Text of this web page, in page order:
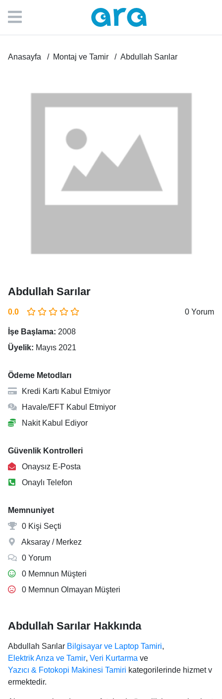
Anasayfa Montaj ve Tamir Abdullah Sarılar
Abdullah Sarılar
0.0 0 Yorum
İşe Başlama: 2008
Üyelik: Mayıs 2021
Ödeme Metodları
Kredi Kartı Kabul Etmiyor
Havale/EFT Kabul Etmiyor
Nakit Kabul Ediyor
Güvenlik Kontrolleri
Onaysız E-Posta
Onaylı Telefon
Memnuniyet
0 Kişi Seçti
Aksaray / Merkez
0 Yorum
0 Memnun Müşteri
0 Memnun Olmayan Müşteri
Abdullah Sarılar Hakkında
Abdullah Sarılar Bilgisayar ve Laptop Tamiri,
Elektrik Arıza ve Tamir, Veri Kurtarma ve
Yazıcı & Fotokopi Makinesi Tamiri kategorilerinde hizmet v
ermektedir.